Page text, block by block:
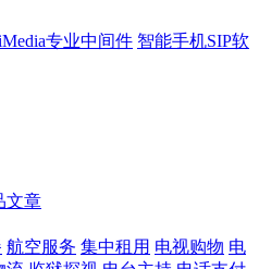
专业中间件 智能手机SIP软
文章
航空服务 集中租用 电视购物 电